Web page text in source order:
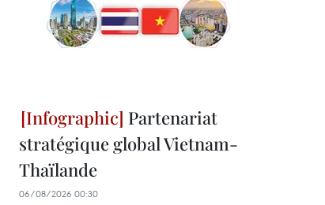
Partenariat
stratégique global Vietnam-
Thaïlande
06/08/2026 00:30